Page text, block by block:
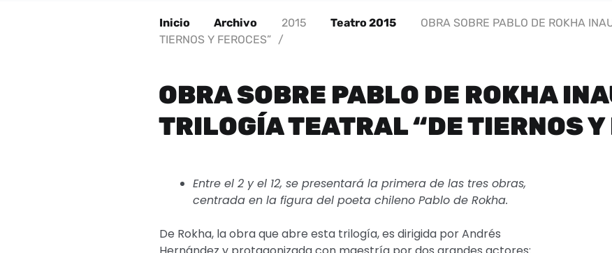
Inicio Archivo 2015 Teatro 2015
OBRA SOBRE PABLO DE ROKHA
TIERNOS Y FEROCES” /
OBRA SOBRE PABLO DE ROKHA
TRILOGÍA TEATRAL “DE TIERNOS Y
Entre el 2 y el 12, se presentará la primera de las tres obras,
centrada en la figura del poeta chileno Pablo de Rokha.
De Rokha, la obra que abre esta trilogía, es dirigida por Andrés